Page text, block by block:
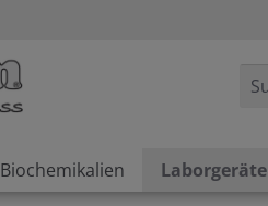
Biochemikalien Laborgeräte